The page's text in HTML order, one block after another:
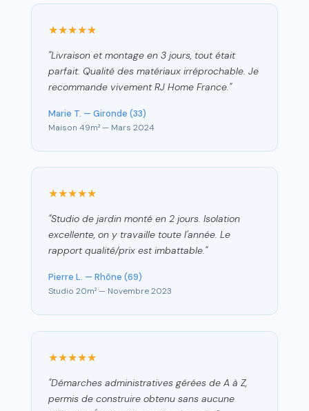
★★★★★
"Livraison et montage en 3 jours, tout était
parfait. Qualité des matériaux irréprochable. Je
recommande vivement RJ Home France."
Marie T. — Gironde (33)
Maison 49m² — Mars 2024
★★★★★
"Studio de jardin monté en 2 jours. Isolation
excellente, on y travaille toute l'année. Le
rapport qualité/prix est imbattable."
Pierre L. — Rhône (69)
Studio 20m² — Novembre 2023
★★★★★
"Démarches administratives gérées de A à Z,
permis de construire obtenu sans aucune